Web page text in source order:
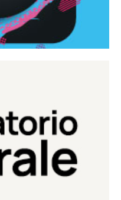
Eduardo de Filippo